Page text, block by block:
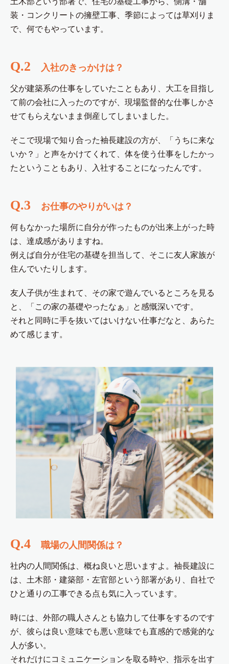
装・コンクリートの擁壁工事、季節によっては草刈りま
で、何でもやっています。
Q.2 入社のきっかけは？
父が建築系の仕事をしていたこともあり、大工を目指し
て前の会社に入ったのですが、現場監督的な仕事しかさ
せてもらえないまま倒産してしまいました。
そこで現場で知り合った袖長建設の方が、「うちに来な
いか？」と声をかけてくれて、体を使う仕事をしたかっ
たということもあり、入社することになったんです。
Q.3 お仕事のやりがいは？
何もなかった場所に自分が作ったものが出来上がった時
は、達成感がありますね。
例えば自分が住宅の基礎を担当して、そこに友人家族が
住んでいたりします。
友人子供が生まれて、その家で遊んでいるところを見る
と、「この家の基礎やったなぁ」と感慨深いです。
それと同時に手を抜いてはいけない仕事だなと、あらた
めて感じます。
Q.4 職場の人間関係は？
社内の人間関係は、概ね良いと思いますよ。袖長建設に
は、土木部・建築部・左官部という部署があり、自社で
ひと通りの工事できる点も気に入っています。
時には、外部の職人さんとも協力して仕事をするのです
が、彼らは良い意味でも悪い意味でも直感的で感覚的な
人が多い。
それだけにコミュニケーションを取る時や、指示を出す